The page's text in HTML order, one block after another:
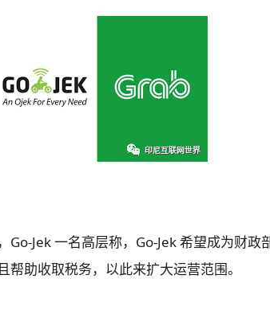
Go-Jek 一名高层称，Go-Jek 希望成为财政
助收取税务，以此来扩大运营范围。